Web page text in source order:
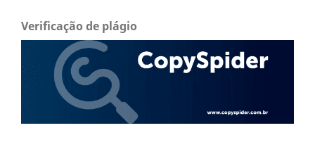
Verificação de plágio